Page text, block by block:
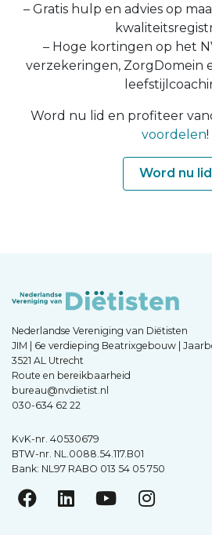
– Gratis hulp en advies op
– Hoge kortingen op het
verzekeringen, ZorgDomein
Word nu lid en profiteer
voordelen!
Word nu lid
Nederlandse Vereniging van Diëtisten
JIM | 6e verdieping Beatrixgebouw |
3521 AL Utrecht
Route en bereikbaarheid
bureau@nvdietist.nl
030-634 62 22
KvK-nr. 40530679
BTW-nr. NL.0088.54.117.B01
Bank: NL97 RABO 013 54 05 750